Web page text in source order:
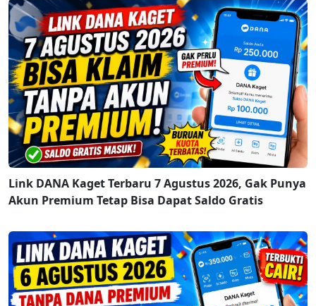
Link DANA Kaget Terbaru 7 Agustus 2026, Gak Punya
Akun Premium Tetap Bisa Dapat Saldo Gratis